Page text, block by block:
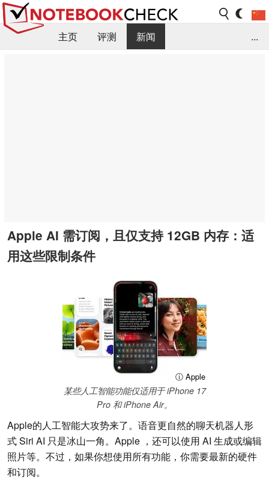
主页 评测
新闻
...
Apple AI 需订阅，且仅支持 12GB 内存：适
用这些限制条件
ⓘ Apple
某些人工智能功能仅适用于 iPhone 17
Pro 和 iPhone Air。
Apple的人工智能大攻势来了。语音更自然的聊天机器人形
式 Siri AI 只是冰山一角。Apple ，还可以使用 AI 生成或编辑
照片等。不过，如果你想使用所有功能，你需要最新的硬件
和订阅。